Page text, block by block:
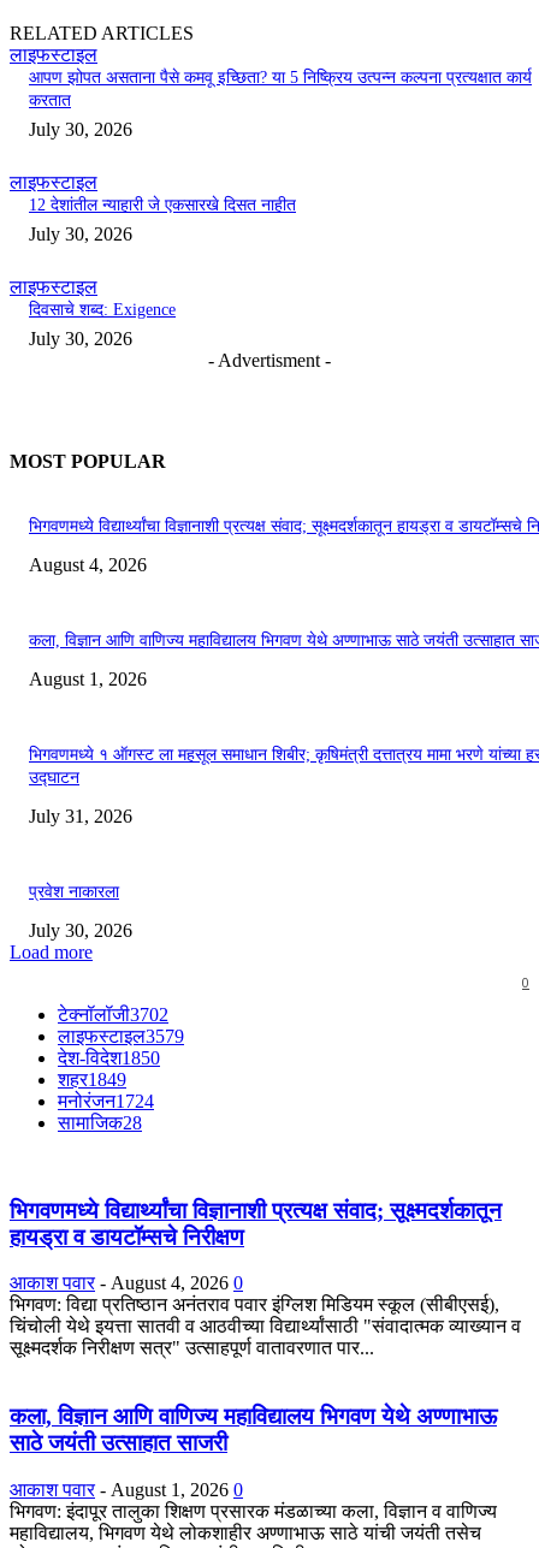
RELATED ARTICLES
लाइफस्टाइल
आपण झोपत असताना पैसे कमवू इच्छिता? या 5 निष्क्रिय उत्पन्न कल्पना प्रत्यक्षात कार्य
करतात
July 30, 2026
लाइफस्टाइल
12 देशांतील न्याहारी जे एकसारखे दिसत नाहीत
July 30, 2026
लाइफस्टाइल
दिवसाचे शब्द: Exigence
July 30, 2026
- Advertisment -
MOST POPULAR
भिगवणमध्ये विद्यार्थ्यांचा विज्ञानाशी प्रत्यक्ष संवाद; सूक्ष्मदर्शकातून हायड्रा व डायटॉम्सचे
August 4, 2026
कला, विज्ञान आणि वाणिज्य महाविद्यालय भिगवण येथे अण्णाभाऊ साठे जयंती उत्साहात
August 1, 2026
भिगवणमध्ये १ ऑगस्ट ला महसूल समाधान शिबीर; कृषिमंत्री दत्तात्रय मामा भरणे यांच्या
उद्घाटन
July 31, 2026
प्रवेश नाकारला
July 30, 2026
Load more
0
टेक्नॉलॉजी3702
लाइफस्टाइल3579
देश-विदेश1850
शहर1849
मनोरंजन1724
सामाजिक28
भिगवणमध्ये विद्यार्थ्यांचा विज्ञानाशी प्रत्यक्ष संवाद; सूक्ष्मदर्शकातून
हायड्रा व डायटॉम्सचे निरीक्षण
आकाश पवार - August 4, 2026 0
भिगवण: विद्या प्रतिष्ठान अनंतराव पवार इंग्लिश मिडियम स्कूल (सीबीएसई),
चिंचोली येथे इयत्ता सातवी व आठवीच्या विद्यार्थ्यांसाठी "संवादात्मक व्याख्यान व
सूक्ष्मदर्शक निरीक्षण सत्र" उत्साहपूर्ण वातावरणात पार...
कला, विज्ञान आणि वाणिज्य महाविद्यालय भिगवण येथे अण्णाभाऊ
साठे जयंती उत्साहात साजरी
आकाश पवार - August 1, 2026 0
भिगवण: इंदापूर तालुका शिक्षण प्रसारक मंडळाच्या कला, विज्ञान व वाणिज्य
महाविद्यालय, भिगवण येथे लोकशाहीर अण्णाभाऊ साठे यांची जयंती तसेच